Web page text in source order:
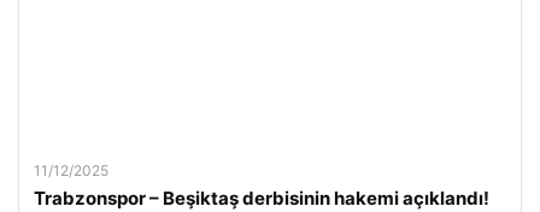
11/12/2025
Trabzonspor – Beşiktaş derbisinin hakemi açıklandı!